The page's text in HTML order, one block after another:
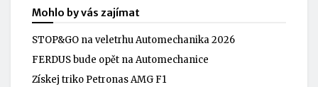
Mohlo by vás zajímat
STOP&GO na veletrhu Automechanika 2026
FERDUS bude opět na Automechanice
Získej triko Petronas AMG F1